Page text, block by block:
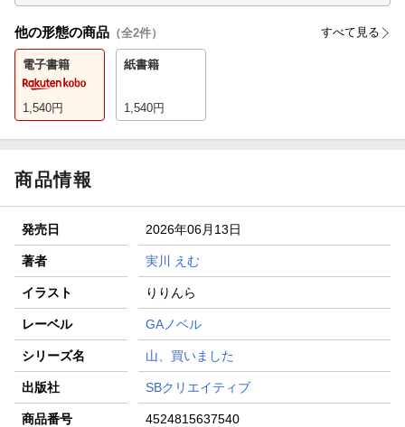
他の形態の商品 （全2件） すべて見る
電子書籍
1,540円
紙書籍
1,540円
商品情報
発売日 2026年06月13日
著者 実川 えむ
イラスト りりんら
レーベル GAノベル
シリーズ名 山、買いました
出版社 SBクリエイティブ
商品番号 4524815637540